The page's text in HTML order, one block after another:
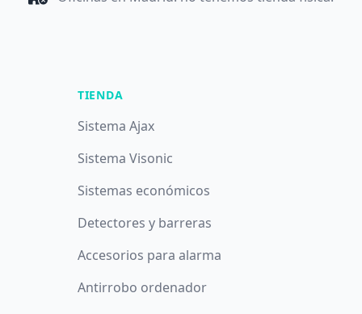
TIENDA
Sistema Ajax
Sistema Visonic
Sistemas económicos
Detectores y barreras
Accesorios para alarma
Antirrobo ordenador